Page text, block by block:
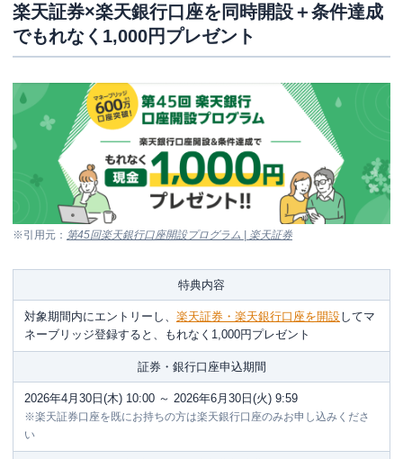
抽選で当たる
投資信託の積立購入で100万ポイントを山分けプレゼン
楽天証券のFXキャンペーン
楽天FX口座開設で取引量に応じて最大205万円キャッシ
対象通貨ペアの取引で最大500万円キャッシュバック
楽天グループのお得なキャンペーン
【楽天カード】新規入会&利用で5,000ポイントプレゼン
【楽天証券×楽天市場】ポイント投資で楽天市場のポイ
ント最大＋1倍
【楽天証券×楽天Kobo】おすすめマネー本が無料で読め
楽天証券で過去に開催されたキャンペーン実績
楽天証券×楽天銀行口座を同時開設＋条件達成
でもれなく1,000円プレゼント
※引用元： 第45回楽天銀行口座開設プログラム | 楽天証券
特典内容
対象期間内にエントリーし、 楽天証券・楽天銀行口座を開設してマ
ネーブリッジ登録すると、もれなく1,000円プレゼント
証券・銀行口座申込期間
2026年4月30日(木) 10:00 ～ 2026年6月30日(火) 9:59
※楽天証券口座を既にお持ちの方は楽天銀行口座のみお申し込みくださ
い